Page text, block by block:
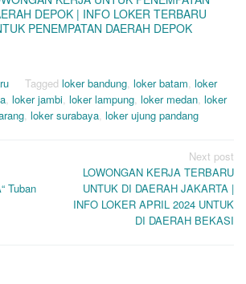
DEPOK | INFO LOKER TERBARU
PENEMPATAN DAERAH DEPOK
Tagged loker bandung, loker batam, loker
, loker jambi, loker lampung, loker medan, loker
, loker surabaya, loker ujung pandang
Tuban
Next post
LOWONGAN KERJA TERBARU
UNTUK DI DAERAH JAKARTA |
INFO LOKER APRIL 2024 UNTUK
DI DAERAH BEKASI